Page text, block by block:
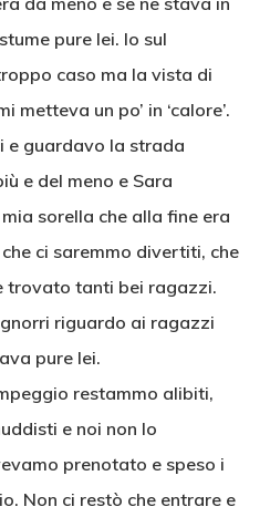
pure lei. Io sul
caso ma la vista di
metteva un po’ in ‘calore’.
e guardavo la strada
e del meno e Sara
sorella che alla fine era
ci saremmo divertiti, che
trovato tanti bei ragazzi.
riguardo ai ragazzi
pure lei.
restammo alibiti,
e noi non lo
prenotato e speso i
Non ci restò che entrare e